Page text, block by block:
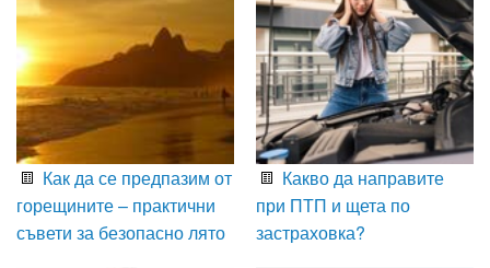
Как да се предпазим от
горещините – практични
съвети за безопасно лято
Какво да направите
при ПТП и щета по
застраховка?